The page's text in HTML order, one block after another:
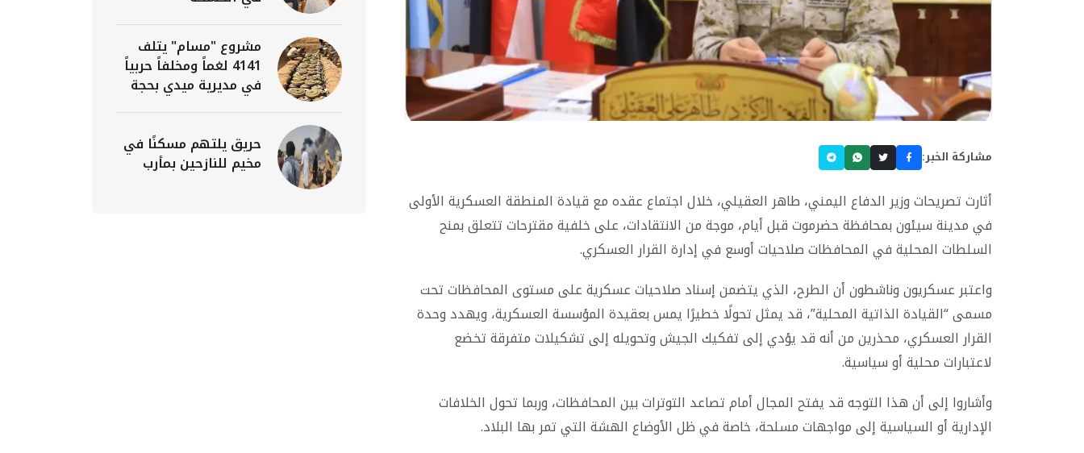
مشاركة الخبر:
أثارت تصريحات وزير الدفاع اليمني، طاهر العقيلي، خلال اجتماع عقده مع قيادة المنطقة العسكرية الأولى
في مدينة سيئون بمحافظة حضرموت قبل أيام، موجة من الانتقادات، على خلفية مقترحات تتعلق بمنح
السلطات المحلية في المحافظات صلاحيات أوسع في إدارة القرار العسكري.
واعتبر عسكريون وناشطون أن الطرح، الذي يتضمن إسناد صلاحيات عسكرية على مستوى المحافظات تحت
مسمى “القيادة الذاتية المحلية”، قد يمثل تحولًا خطيرًا يمس بعقيدة المؤسسة العسكرية، ويهدد وحدة
القرار العسكري، محذرين من أنه قد يؤدي إلى تفكيك الجيش وتحويله إلى تشكيلات متفرقة تخضع
لاعتبارات محلية أو سياسية.
وأشاروا إلى أن هذا التوجه قد يفتح المجال أمام تصاعد التوترات بين المحافظات، وربما تحول الخلافات
الإدارية أو السياسية إلى مواجهات مسلحة، خاصة في ظل الأوضاع الهشة التي تمر بها البلاد.
مشروع "مسام" يتلف
4141 لغماً ومخلفاً حربياً
في مديرية ميدي بحجة
حريق يلتهم مسكنًا في
مخيم للنازحين بمأرب